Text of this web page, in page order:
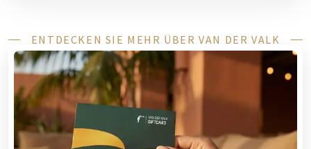
ENTDECKEN SIE MEHR ÜBER VAN DER VALK